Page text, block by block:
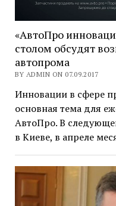
«АвтоПро
столом обсудят
автопрома
BY ADMIN ON 07.09.2017
Инновации в сфере
основная тема для
АвтоПро. В
в Киеве, в апреле